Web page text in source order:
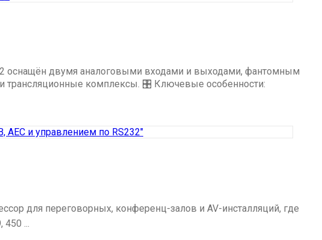
оснащён двумя аналоговыми входами и выходами, фантомным
трансляционные комплексы. 🎛 Ключевые особенности:
для переговорных, конференц-залов и AV-инсталляций, где
450 ...